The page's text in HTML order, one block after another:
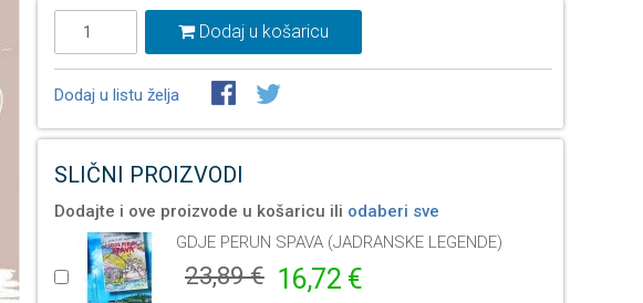
Dodaj u košaricu
Dodaj u listu želja
SLIČNI PROIZVODI
Dodajte i ove proizvode u košaricu ili odaberi sve
GDJE PERUN SPAVA (JADRANSKE LEGENDE)
23,89 € 16,72 €